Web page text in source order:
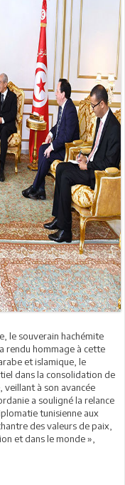
le souverain hachémite
rendu hommage à cette
et islamique, le
dans la consolidation de
veillant à son avancée
a souligné la relance
tunisienne aux
des valeurs de paix,
et dans le monde »,